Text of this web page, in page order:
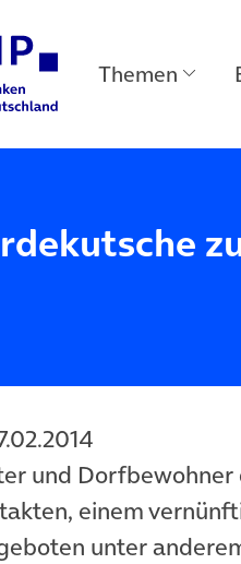
Themen
und
einem
unter